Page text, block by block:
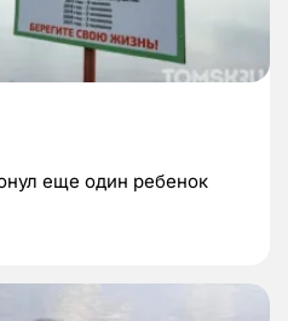
еще один ребенок